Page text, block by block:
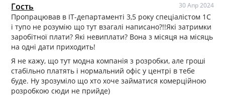
Гость 30 Апр 2024
Пропрацював в IT-департаменті 3,5 року спеціалістом 1С
і тупо не розумію що тут взагалі написано?!!Які затримки
заробітної плати? Які невиплати? Вона з місяця на місяць
на одні дати приходить!
Я не кажу, що тут модна компанія з розробки, але гроші
стабільно платять і нормальний офіс у центрі в тебе
буде. Ну зрозуміло що хто хоче займатися комерційною
розробкою сюди не прийде)